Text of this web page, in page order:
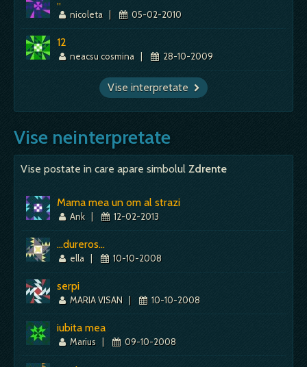
nicoleta | 05-02-2010
12
neacsu cosmina | 28-10-2009
Vise interpretate
Vise neinterpretate
Vise postate in care apare simbolul Zdrente
Mama mea un om al strazi
Ank | 12-02-2013
...dureros...
ella | 10-10-2008
serpi
MARIA VISAN | 10-10-2008
iubita mea
Marius | 09-10-2008